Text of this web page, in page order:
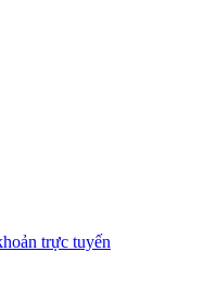
trực tuyến